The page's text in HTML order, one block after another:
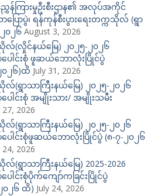
န်ကြားမှုဦးစီးဌာန၏ အလုပ်အကိုင်
ောပွဲ၊ ရန်ကုန်စီးပွားရေးတက္ကသိုလ် (ရွာ
၀၂၆ August 3, 2026
လ်(လှိုင်နယ်မြေ) ၂၀၂၅-၂၀၂၆
ါင်းစုံ ဖူဆယ်ဘောလုံးပြိုင်ပွဲ
၀၂၆)ထိ July 31, 2026
လ်(ရွာသာကြီးနယ်မြေ) ၂၀၂၅-၂၀၂၆
ါင်းစုံ အမျိုးသား/ အမျိုးသမီး
27, 2026
လ်(ရွာသာကြီးနယ်မြေ) ၂၀၂၅-၂၀၂၆
ါင်းစုံဖူဆယ်ဘောလုံးပြိုင်ပွဲ (၈-၇-၂၀၂၆
24, 2026
(ရွာသာကြီးနယ်မြေ) 2025-2026
ါင်းစုံပိုက်ကျော်ကခြင်းပြိုင်ပွဲ
၀၂၆ ထိ) July 24, 2026